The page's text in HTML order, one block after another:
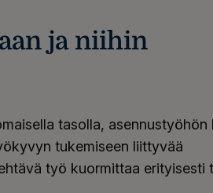
ja niihin
tasolla,
tukemiseen liittyvää
työ kuormittaa erityisesti